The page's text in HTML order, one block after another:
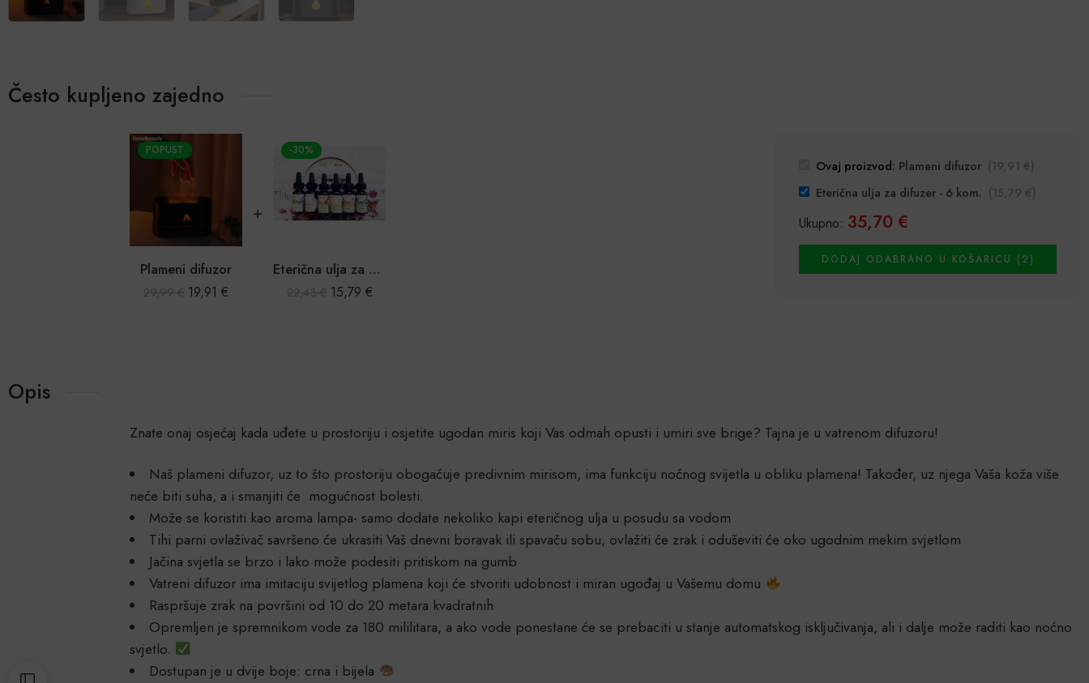
Često kupljeno zajedno
POPUST
Plameni difuzor
29,99€ 19,91€
-30%
Eterična ulja za difuzer – 6 kom.
22,43€ 15,79 €
Ovaj proizvod: Plameni difuzor (19,91 €)
Eterična ulja za difuzer - 6 kom. (15,79 €)
Ukupno: 35,70 €
DODAJ ODABRANO U KOŠARICU (2)
Opis
Znate onaj osjećaj kada uđete u prostoriju i osjetite ugodan miris koji Vas odmah opusti i umiri sve brige? Tajna je u vatrenom difuzoru!
Naš plameni difuzor, uz to što prostoriju obogaćuje predivnim mirisom, ima funkciju noćnog svijetla u obliku plamena! Također, uz njega Vaša koža više
neće biti suha, a i smanjiti će mogućnost bolesti.
Može se koristiti kao aroma lampa- samo dodate nekoliko kapi eteričnog ulja u posudu sa vodom
Tihi parni ovlaživač savršeno će ukrasiti Vaš dnevni boravak ili spavaču sobu, ovlažiti će zrak i oduševiti će oko ugodnim mekim svjetlom
Jačina svjetla se brzo i lako može podesiti pritiskom na gumb
Vatreni difuzor ima imitaciju svijetlog plamena koji će stvoriti udobnost i miran ugođaj u Vašemu domu
Raspršuje zrak na površini od 10 do 20 metara kvadratnih
Opremljen je spremnikom vode za 180 mililitara, a ako vode ponestane će se prebaciti u stanje automatskog isključivanja, ali i dalje može raditi kao noćno
svjetlo.
Dostupan je u dvije boje: crna i bijela